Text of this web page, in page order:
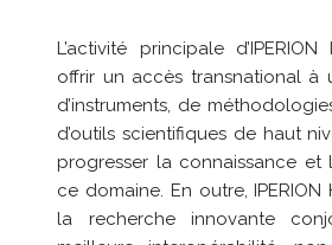
L’activité principale
offrir un accès transnational à
d’instruments, de
d’outils scientifiques de haut
progresser la connaissance et
ce domaine. En outre,
la recherche innovante